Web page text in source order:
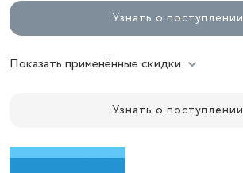
Узнать о поступлении
Показать применённые скидки
Узнать о поступлении